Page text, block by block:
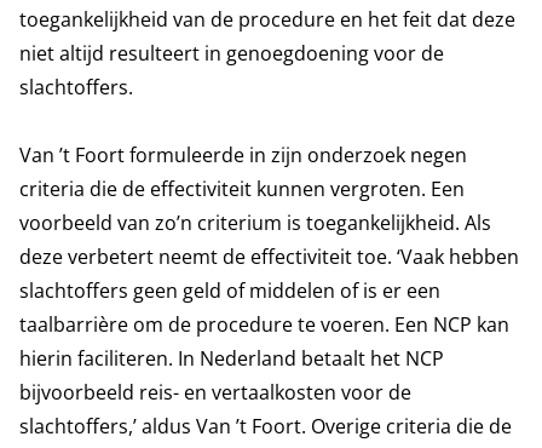
toegankelijkheid van de procedure en het feit dat deze
niet altijd resulteert in genoegdoening voor de
slachtoffers.
Van ’t Foort formuleerde in zijn onderzoek negen
criteria die de effectiviteit kunnen vergroten. Een
voorbeeld van zo’n criterium is toegankelijkheid. Als
deze verbetert neemt de effectiviteit toe. ‘Vaak hebben
slachtoffers geen geld of middelen of is er een
taalbarrière om de procedure te voeren. Een NCP kan
hierin faciliteren. In Nederland betaalt het NCP
bijvoorbeeld reis- en vertaalkosten voor de
slachtoffers,’ aldus Van ’t Foort. Overige criteria die de